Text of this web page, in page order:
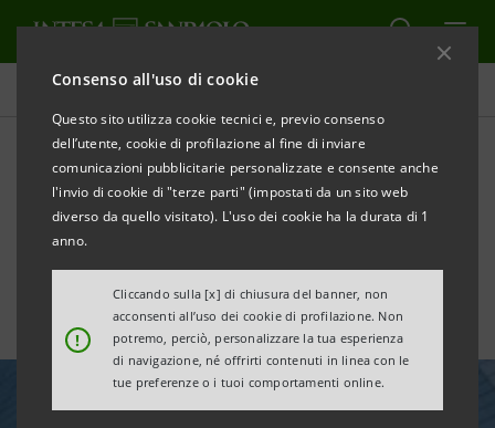
Consenso all'uso di cookie
Questo sito utilizza cookie tecnici e, previo consenso
dell’utente, cookie di profilazione al fine di inviare
comunicazioni pubblicitarie personalizzate e consente anche
l'invio di cookie di "terze parti" (impostati da un sito web
diverso da quello visitato). L'uso dei cookie ha la durata di 1
anno.
!
Cliccando sulla [x] di chiusura del banner, non
acconsenti all’uso dei cookie di profilazione. Non
potremo, perciò, personalizzare la tua esperienza
di navigazione, né offrirti contenuti in linea con le
tue preferenze o i tuoi comportamenti online.
Area Media
Il Sudafrica di fronte alla
sfida post-COVID